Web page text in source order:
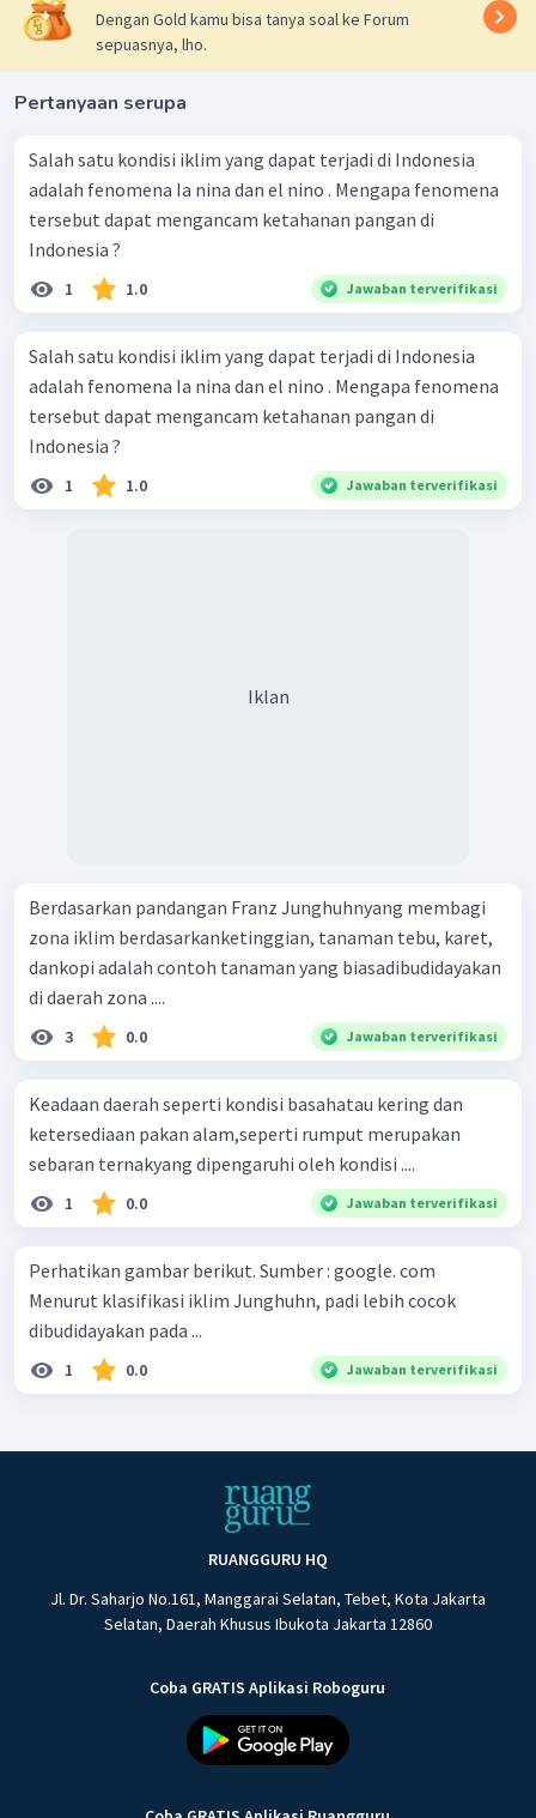
Dengan Gold kamu bisa tanya soal ke Forum
sepuasnya, lho.
Pertanyaan serupa
Salah satu kondisi iklim yang dapat terjadi di Indonesia
adalah fenomena Ia nina dan el nino . Mengapa fenomena
tersebut dapat mengancam ketahanan pangan di
Indonesia ?
1 1.0 Jawaban terverifikasi
Salah satu kondisi iklim yang dapat terjadi di Indonesia
adalah fenomena Ia nina dan el nino . Mengapa fenomena
tersebut dapat mengancam ketahanan pangan di
Indonesia ?
1 1.0 Jawaban terverifikasi
Iklan
Berdasarkan pandangan Franz Junghuhnyang membagi
zona iklim berdasarkanketinggian, tanaman tebu, karet,
dankopi adalah contoh tanaman yang biasadibudidayakan
di daerah zona ....
3 0.0 Jawaban terverifikasi
Keadaan daerah seperti kondisi basahatau kering dan
ketersediaan pakan alam,seperti rumput merupakan
sebaran ternakyang dipengaruhi oleh kondisi ....
1 0.0 Jawaban terverifikasi
Perhatikan gambar berikut. Sumber : google. com
Menurut klasifikasi iklim Junghuhn, padi lebih cocok
dibudidayakan pada ...
1 0.0 Jawaban terverifikasi
RUANGGURU HQ
Jl. Dr. Saharjo No.161, Manggarai Selatan, Tebet, Kota Jakarta
Selatan, Daerah Khusus Ibukota Jakarta 12860
Coba GRATIS Aplikasi Roboguru